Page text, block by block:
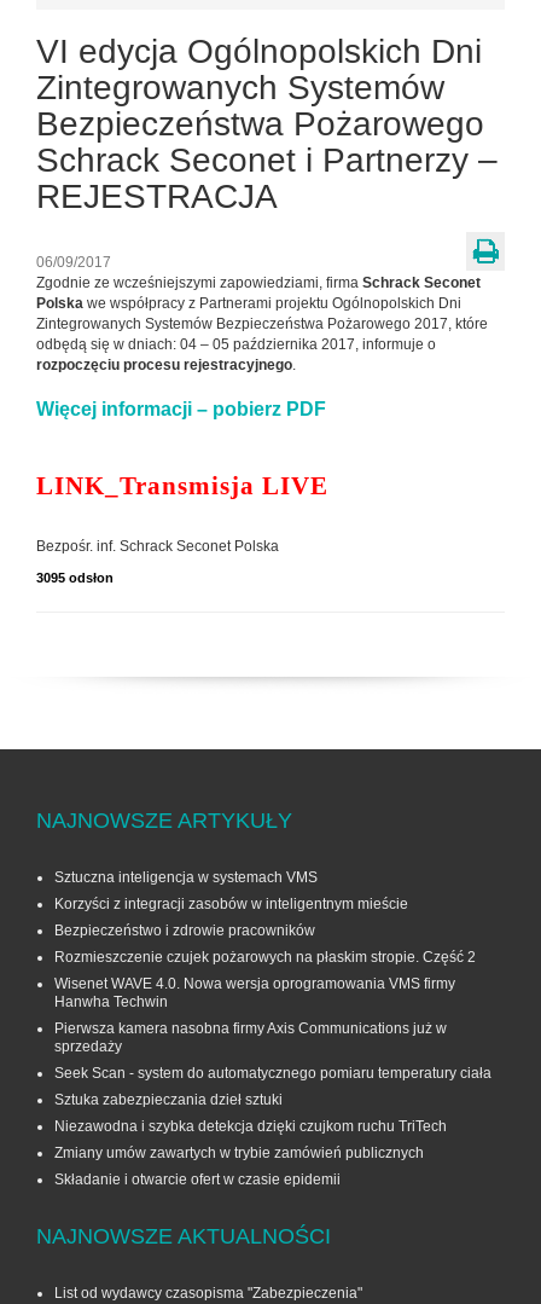
VI edycja Ogólnopolskich Dni
Zintegrowanych Systemów
Bezpieczeństwa Pożarowego
Schrack Seconet i Partnerzy –
REJESTRACJA
06/09/2017
Zgodnie ze wcześniejszymi zapowiedziami, firma Schrack Seconet
Polska we współpracy z Partnerami projektu Ogólnopolskich Dni
Zintegrowanych Systemów Bezpieczeństwa Pożarowego 2017, które
odbędą się w dniach: 04 – 05 października 2017, informuje o
rozpoczęciu procesu rejestracyjnego.
Więcej informacji – pobierz PDF
LINK_Transmisja LIVE
Bezpośr. inf. Schrack Seconet Polska
3095 odsłon
NAJNOWSZE ARTYKUŁY
Sztuczna inteligencja w systemach VMS
Korzyści z integracji zasobów w inteligentnym mieście
Bezpieczeństwo i zdrowie pracowników
Rozmieszczenie czujek pożarowych na płaskim stropie. Część 2
Wisenet WAVE 4.0. Nowa wersja oprogramowania VMS firmy
Hanwha Techwin
Pierwsza kamera nasobna firmy Axis Communications już w
sprzedaży
Seek Scan - system do automatycznego pomiaru temperatury ciała
Sztuka zabezpieczania dzieł sztuki
Niezawodna i szybka detekcja dzięki czujkom ruchu TriTech
Zmiany umów zawartych w trybie zamówień publicznych
Składanie i otwarcie ofert w czasie epidemii
NAJNOWSZE AKTUALNOŚCI
List od wydawcy czasopisma "Zabezpieczenia"